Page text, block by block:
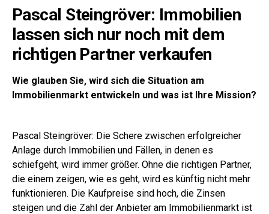
Pascal Steingröver: Immobilien
lassen sich nur noch mit dem
richtigen Partner verkaufen
Wie glauben Sie, wird sich die Situation am
Immobilienmarkt entwickeln und was ist Ihre Mission?
Pascal Steingröver: Die Schere zwischen erfolgreicher
Anlage durch Immobilien und Fällen, in denen es
schiefgeht, wird immer größer. Ohne die richtigen Partner,
die einem zeigen, wie es geht, wird es künftig nicht mehr
funktionieren. Die Kaufpreise sind hoch, die Zinsen
steigen und die Zahl der Anbieter am Immobilienmarkt ist